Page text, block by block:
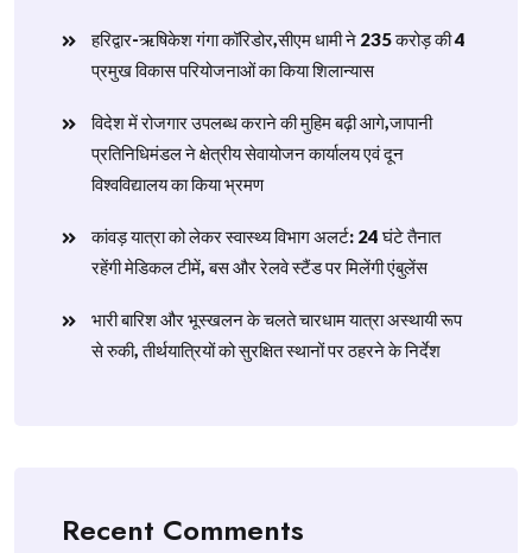
हरिद्वार-ऋषिकेश गंगा कॉरिडोर,सीएम धामी ने 235 करोड़ की 4
प्रमुख विकास परियोजनाओं का किया शिलान्यास
विदेश में रोजगार उपलब्ध कराने की मुहिम बढ़ी आगे,जापानी
प्रतिनिधिमंडल ने क्षेत्रीय सेवायोजन कार्यालय एवं दून
विश्वविद्यालय का किया भ्रमण
​कांवड़ यात्रा को लेकर स्वास्थ्य विभाग अलर्ट: 24 घंटे तैनात
रहेंगी मेडिकल टीमें, बस और रेलवे स्टैंड पर मिलेंगी एंबुलेंस
​भारी बारिश और भूस्खलन के चलते चारधाम यात्रा अस्थायी रूप
से रुकी, तीर्थयात्रियों को सुरक्षित स्थानों पर ठहरने के निर्देश
Recent Comments